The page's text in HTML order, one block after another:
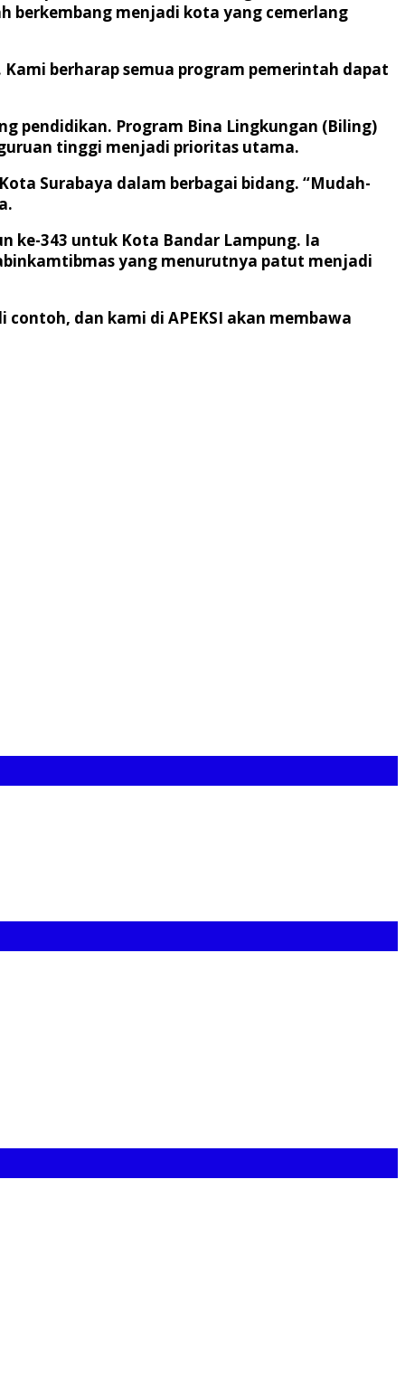
berkembang menjadi kota yang cemerlang
berharap semua program pemerintah dapat
pendidikan. Program Bina Lingkungan (Biling)
tinggi menjadi prioritas utama.
Surabaya dalam berbagai bidang. “Mudah-
ke-343 untuk Kota Bandar Lampung. Ia
yang menurutnya patut menjadi
dan kami di APEKSI akan membawa